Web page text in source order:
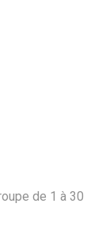
de 1 à 30